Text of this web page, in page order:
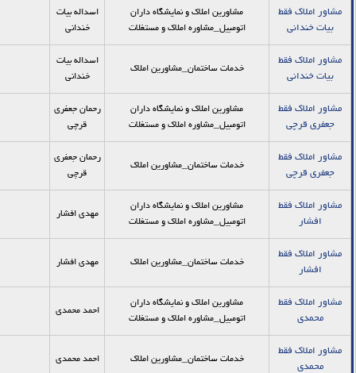
مشاور املاک فقط
بيات خنداني
مشاورین املاک و نمایشگاه داران
اتومبیل_مشاوره املاك و مستغلات
اسداله بيات
خنداني
مشاور املاک فقط
بيات خنداني
خدمات ساختمان_مشاورین املاک
اسداله بيات
خنداني
مشاور املاک فقط
جعفري قرچي
مشاورین املاک و نمایشگاه داران
اتومبیل_مشاوره املاك و مستغلات
رحمان جعفري
قرچي
مشاور املاک فقط
جعفري قرچي
خدمات ساختمان_مشاورین املاک
رحمان جعفري
قرچي
مشاور املاک فقط
افشار
مشاورین املاک و نمایشگاه داران
اتومبیل_مشاوره املاك و مستغلات
مهدي افشار
مشاور املاک فقط
افشار
خدمات ساختمان_مشاورین املاک مهدي افشار
مشاور املاک فقط
محمدي
مشاورین املاک و نمایشگاه داران
اتومبیل_مشاوره املاك و مستغلات
احمد محمدي
مشاور املاک فقط
محمدي
خدمات ساختمان_مشاورین املاک احمد محمدي